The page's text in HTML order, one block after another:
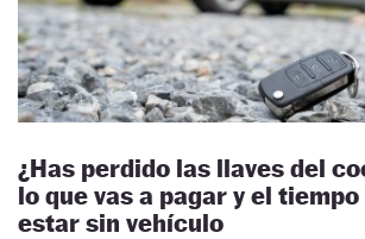
¿Has perdido las llaves del
lo que vas a pagar y el tiempo
estar sin vehículo